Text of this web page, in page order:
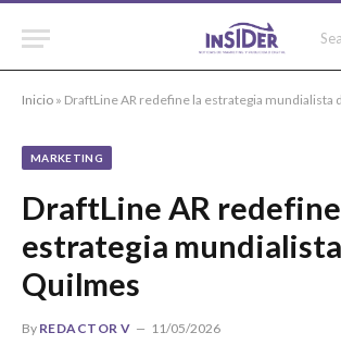
Inicio » DraftLine AR redefine la estrategia mundialista
MARKETING
DraftLine AR
estrategia
Quilmes
By REDACTOR V 11/05/2026